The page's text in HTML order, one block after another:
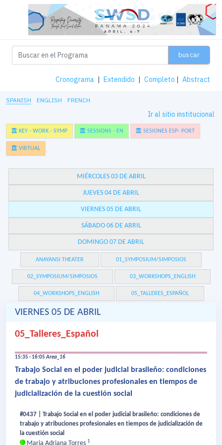
buscar
Cronograma | Extendido | Completo | Abstract
SPANISH ENGLISH FRENCH
Ir al sitio institucional
KEY - WORK - SYMP SESSIONS - EN SESIONES ESP- PORT
VIRTUAL
MIÉRCOLES 03 DE ABRIL
JUEVES 04 DE ABRIL
VIERNES 05 DE ABRIL
SÁBADO 06 DE ABRIL
DOMINGO 07 DE ABRIL
ANAYANSI THEATER 01_SYMPOSIUM/SIMPOSIOS
02_SYMPOSIUM/SIMPOSIOS 03_WORKSHOPS_ENGLISH
04_WORKSHOPS_ENGLISH 05_TALLERES_ESPAÑOL
VIERNES 05 DE ABRIL
05_Talleres_Español
15:35 - 16:05Area_16
Trabajo Social en el poder judicial brasileño: condiciones
de trabajo y atribuciones profesionales en tiempos de
judicialización de la cuestión social
#0437 | Trabajo Social en el poder judicial brasileño: condiciones de
trabajo y atribuciones profesionales en tiempos de judicialización de
la cuestión social
Maria Adriana Torres 1